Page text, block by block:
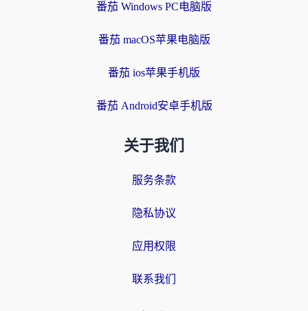
番茄 Windows PC电脑版
番茄 macOS苹果电脑版
番茄 ios苹果手机版
番茄 Android安卓手机版
关于我们
服务条款
隐私协议
应用权限
联系我们